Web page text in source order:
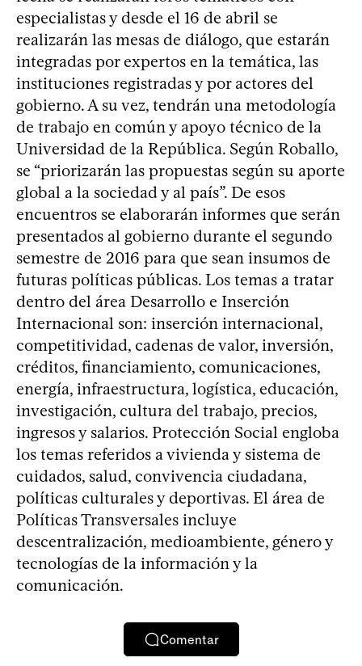
especialistas y desde el 16 de abril se
realizarán las mesas de diálogo, que estarán
integradas por expertos en la temática, las
instituciones registradas y por actores del
gobierno. A su vez, tendrán una metodología
de trabajo en común y apoyo técnico de la
Universidad de la República. Según Roballo,
se “priorizarán las propuestas según su aporte
global a la sociedad y al país”. De esos
encuentros se elaborarán informes que serán
presentados al gobierno durante el segundo
semestre de 2016 para que sean insumos de
futuras políticas públicas. Los temas a tratar
dentro del área Desarrollo e Inserción
Internacional son: inserción internacional,
competitividad, cadenas de valor, inversión,
créditos, financiamiento, comunicaciones,
energía, infraestructura, logística, educación,
investigación, cultura del trabajo, precios,
ingresos y salarios. Protección Social engloba
los temas referidos a vivienda y sistema de
cuidados, salud, convivencia ciudadana,
políticas culturales y deportivas. El área de
Políticas Transversales incluye
descentralización, medioambiente, género y
tecnologías de la información y la
comunicación.
Comentar